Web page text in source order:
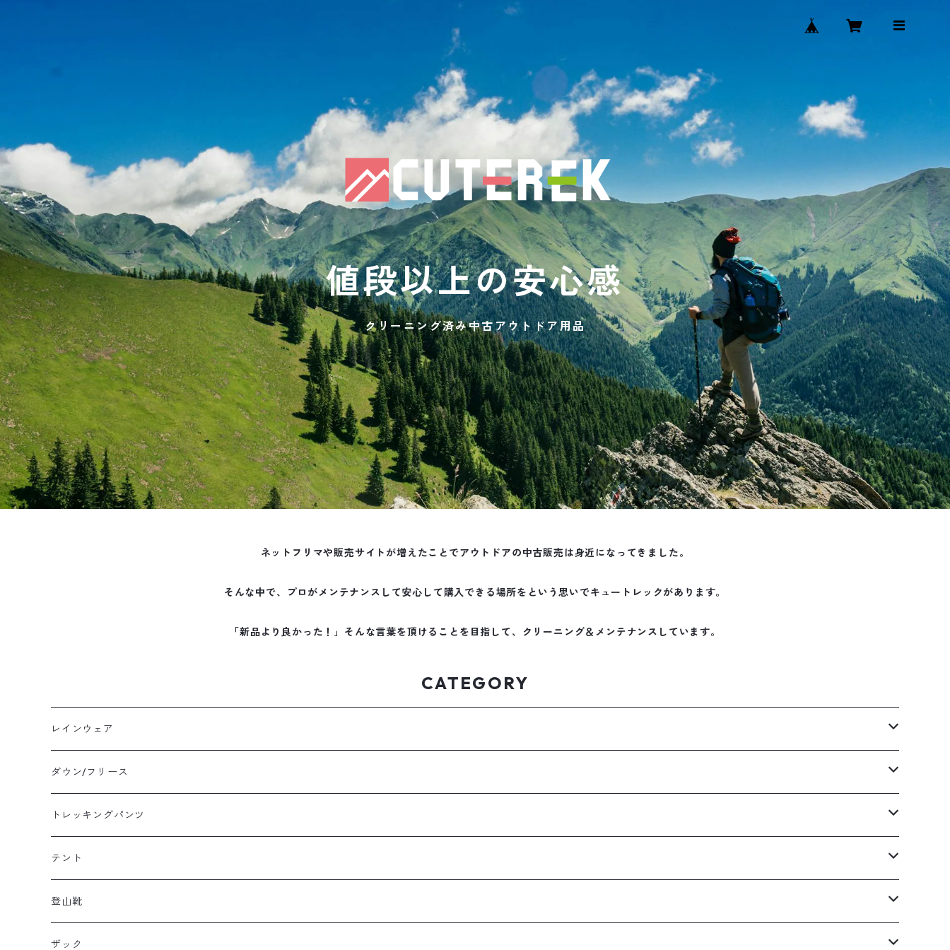
値段以上の安心感
クリーニング済み中古アウトドア用品
ネットフリマや販売サイトが増えたことでアウトドアの中古販売は身近になってきました。
そんな中で、プロがメンテナンスして安心して購入できる場所をという思いでキュートレックがあります。
「新品より良かった！」そんな言葉を頂けることを目指して、クリーニング＆メンテナンスしています。
CATEGORY
レインウェア
メンズレインウェア
レディースレインウェア
キッズレインウェア
ダウン/フリース
メンズ ダウン/フリース
レディース ダウン/フリース
キッズ ダウン/フリース
トレッキングパンツ
メンズトレッキングパンツ
レディーストレッキングパンツ
テント
キャンプテント
タープ
登山靴
メンズ登山靴
ザック